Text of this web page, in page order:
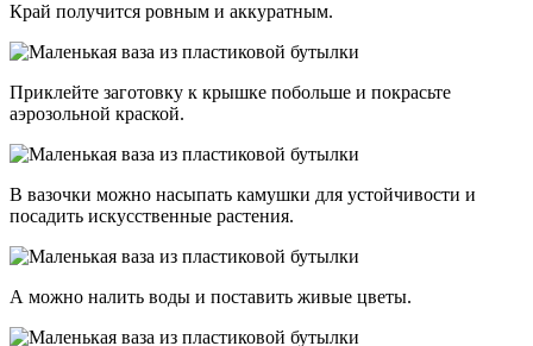
Край получится ровным и аккуратным.
Приклейте заготовку к крышке побольше и покрасьте
аэрозольной краской.
В вазочки можно насыпать камушки для устойчивости и
посадить искусственные растения.
А можно налить воды и поставить живые цветы.